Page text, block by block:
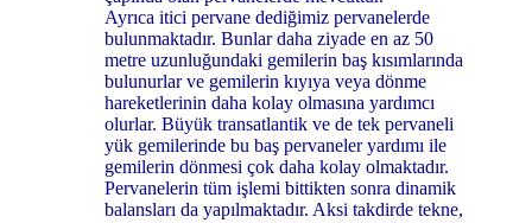
Ayrıca itici pervane dediğimiz pervanelerde
bulunmaktadır. Bunlar daha ziyade en az 50
metre uzunluğundaki gemilerin baş kısımlarında
bulunurlar ve gemilerin kıyıya veya dönme
hareketlerinin daha kolay olmasına yardımcı
olurlar. Büyük transatlantik ve de tek pervaneli
yük gemilerinde bu baş pervaneler yardımı ile
gemilerin dönmesi çok daha kolay olmaktadır.
Pervanelerin tüm işlemi bittikten sonra dinamik
balansları da yapılmaktadır. Aksi takdirde tekne,